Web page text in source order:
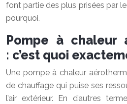
font partie des plus prisées par
pourquoi.
Pompe à chaleur
: c’est quoi
Une pompe à chaleur
de chauffage qui puise ses
l’air extérieur. En d’autres